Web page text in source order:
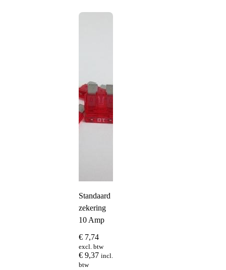
Standaard
zekering
10 Amp
€ 7,74
excl. btw
€ 9,37 incl.
btw